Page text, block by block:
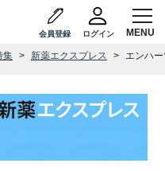
会員登録 ログイン
集 新薬エクスプレス エンハ